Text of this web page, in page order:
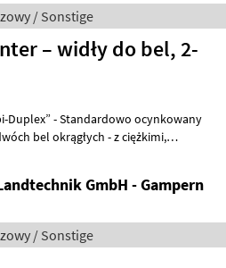
/ Sonstige
– widły do bel, 2-
okrągłych - z ciężkimi,
GmbH - Gampern
/ Sonstige